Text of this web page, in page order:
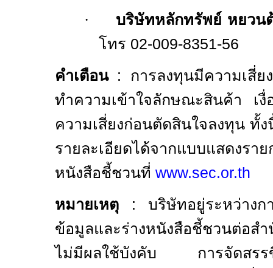
·
บริษัทหลักทรัพย์ หยวน
โทร 02-009-8351-56
คำเตือน: การลงทุนมีความเสี่ย
ทำความเข้าใจลักษณะสินค้า เ
ความเสี่ยงก่อนตัดสินใจลงทุน ทั้
รายละเอียดได้จากแบบแสดงรา
หนังสือชี้ชวนที่ www.sec.or.th
หมายเหตุ : บริษัทอยู่ระหว่างก
ข้อมูลและร่างหนังสือชี้ชวนต่อส
ไม่มีผลใช้บังคับ การจัดสรรขึ้